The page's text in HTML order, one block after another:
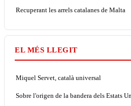
Recuperant les arrels catalanes de Malta
EL MÉS LLEGIT
Miquel Servet, català universal
Sobre l'origen de la bandera dels Estats